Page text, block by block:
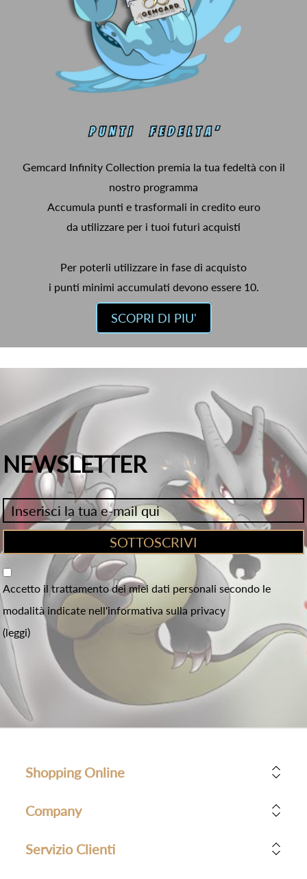
Gemcard Infinity Collection premia la tua fedeltà con il
nostro programma
Accumula punti e trasformali in credito euro
da utilizzare per i tuoi futuri acquisti
Per poterli utilizzare in fase di acquisto
i punti minimi accumulati devono essere 10.
SCOPRI DI PIU'
NEWSLETTER
Accetto il trattamento dei miei dati personali secondo le
modalità indicate nell'informativa sulla privacy
(leggi)
Shopping Online
Company
Servizio Clienti